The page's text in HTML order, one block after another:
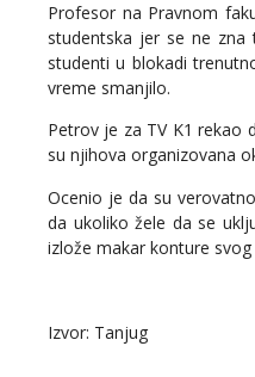
Profesor na Pravnom
studentska jer se ne
studenti u blokadi
vreme smanjilo.
Petrov je za TV K1 rekao
su njihova organizovana
Ocenio je da su
da ukoliko žele da se
izlože makar konture
Izvor: Tanjug